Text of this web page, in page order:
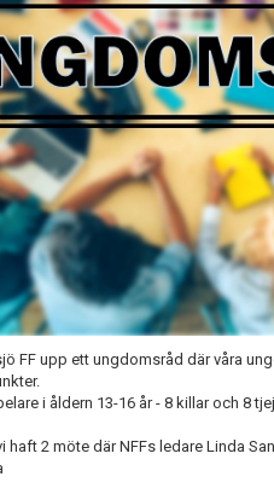
FF upp ett ungdomsråd där våra
i åldern 13-16 år - 8 killar och 8
haft 2 möte där NFFs ledare Linda